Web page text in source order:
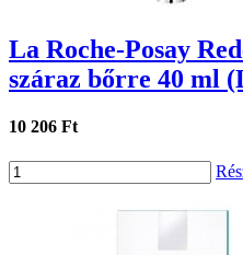
La Roche-Posay
száraz bőrre 40 ml
10 206 Ft